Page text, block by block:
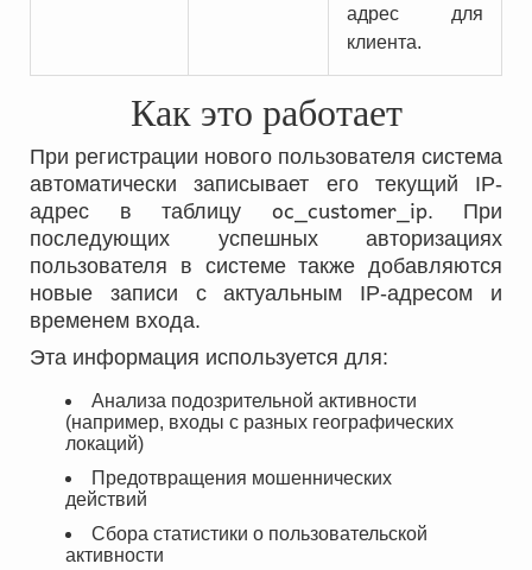
адрес для
клиента.
Как это работает
При регистрации нового пользователя система
автоматически записывает его текущий IP-
адрес в таблицу oc_customer_ip. При
последующих успешных авторизациях
пользователя в системе также добавляются
новые записи с актуальным IP-адресом и
временем входа.
Эта информация используется для:
Анализа подозрительной активности
(например, входы с разных географических
локаций)
Предотвращения мошеннических
действий
Сбора статистики о пользовательской
активности